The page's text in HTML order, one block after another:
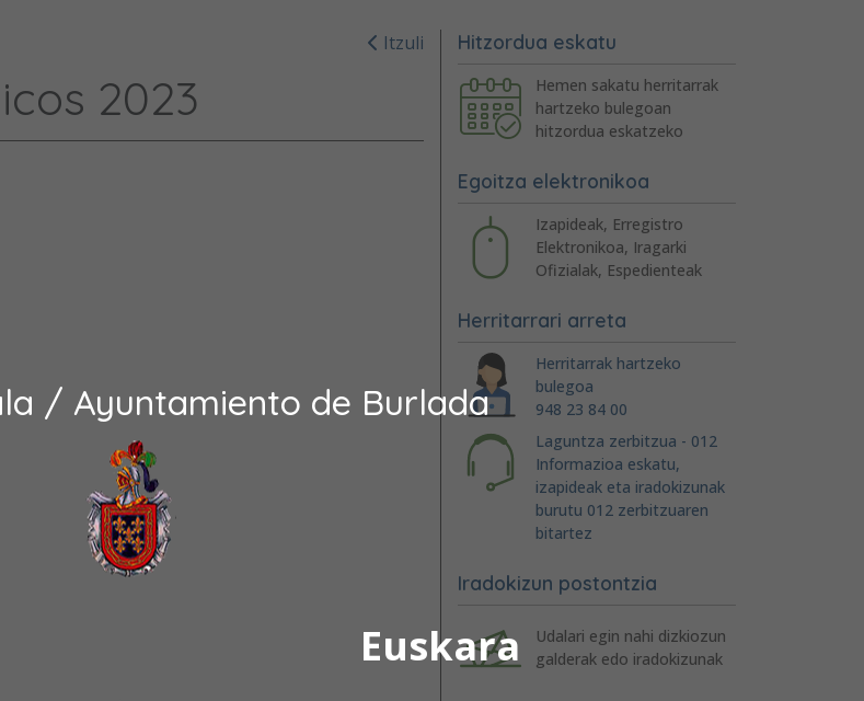
/ Ayuntamiento de Burlada
Euskara
Itzuli
2023
Hitzordua eskatu
Hemen sakatu herritarrak
hartzeko bulegoan
hitzordua eskatzeko
Egoitza elektronikoa
Izapideak, Erregistro
Elektronikoa, Iragarki
Ofizialak, Espedienteak
Herritarrari arreta
Herritarrak hartzeko
bulegoa
948 23 84 00
Laguntza zerbitzua - 012
Informazioa eskatu,
izapideak eta iradokizunak
burutu 012 zerbitzuaren
bitartez
Iradokizun postontzia
Udalari egin nahi dizkiozun
galderak edo iradokizunak